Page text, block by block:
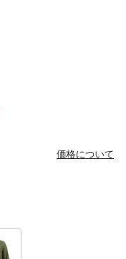
価格について